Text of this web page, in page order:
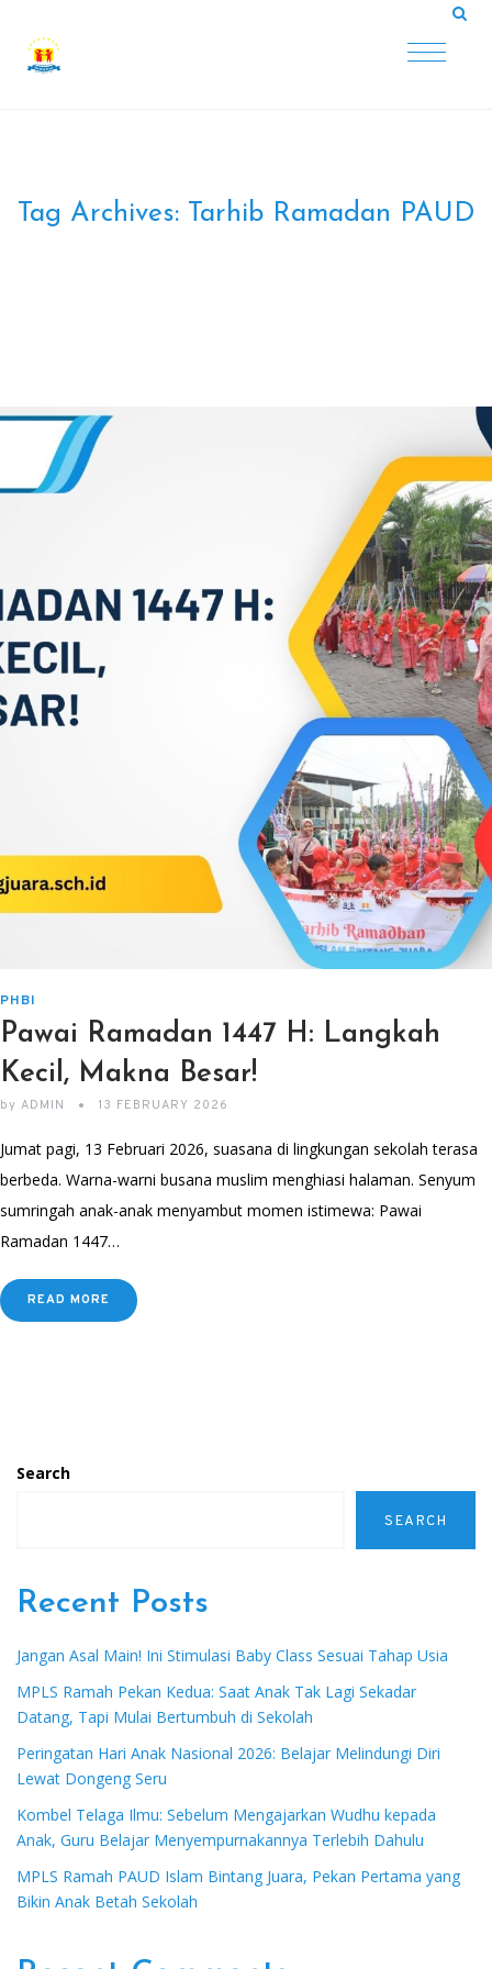
Tag Archives: Tarhib Ramadan PAUD
PHBI
Pawai Ramadan 1447 H: Langkah
Kecil, Makna Besar!
by ADMIN 13 FEBRUARY 2026
Jumat pagi, 13 Februari 2026, suasana di lingkungan sekolah terasa
berbeda. Warna-warni busana muslim menghiasi halaman. Senyum
sumringah anak-anak menyambut momen istimewa: Pawai
Ramadan 1447…
READ MORE
Search
SEARCH
Recent Posts
Jangan Asal Main! Ini Stimulasi Baby Class Sesuai Tahap Usia
MPLS Ramah Pekan Kedua: Saat Anak Tak Lagi Sekadar
Datang, Tapi Mulai Bertumbuh di Sekolah
Peringatan Hari Anak Nasional 2026: Belajar Melindungi Diri
Lewat Dongeng Seru
Kombel Telaga Ilmu: Sebelum Mengajarkan Wudhu kepada
Anak, Guru Belajar Menyempurnakannya Terlebih Dahulu
MPLS Ramah PAUD Islam Bintang Juara, Pekan Pertama yang
Bikin Anak Betah Sekolah